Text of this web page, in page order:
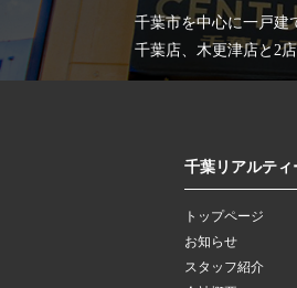
千葉市を中心に一戸建
千葉店、木更津店と2
千葉リアルティ
トップページ
お知らせ
スタッフ紹介